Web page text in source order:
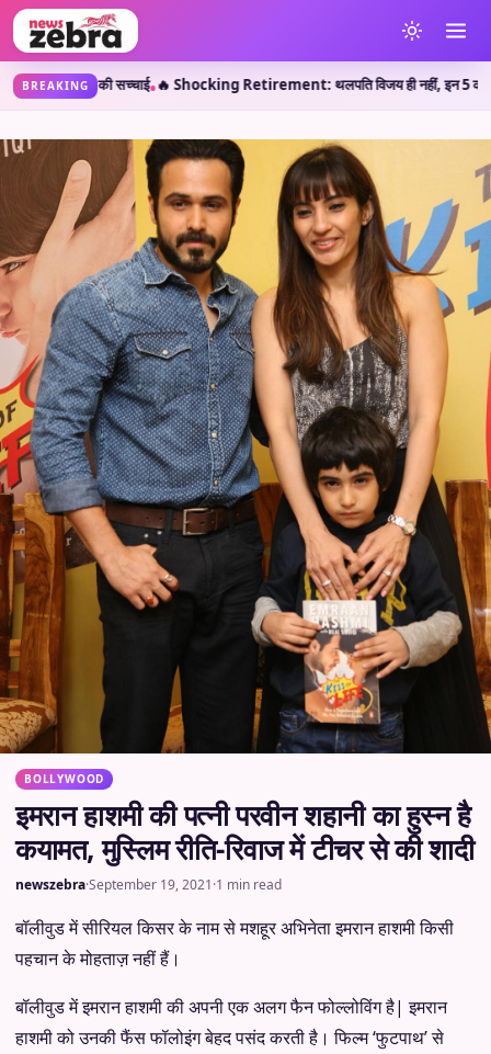
BREAKING
की सच्चाई•🔥 Shocking Retirement: थलपति विजय ही नहीं, इन 5 कलाकारों ने भी
BOLLYWOOD
इमरान हाशमी की पत्नी परवीन शहानी का हुस्न है
कयामत, मुस्लिम रीति-रिवाज में टीचर से की शादी
newszebra·September 19, 2021·1 min read
बॉलीवुड में सीरियल किसर के नाम से मशहूर अभिनेता इमरान हाशमी किसी
पहचान के मोहताज़ नहीं हैं।
बॉलीवुड में इमरान हाशमी की अपनी एक अलग फैन फोल्लोविंग है| इमरान
हाशमी को उनकी फैंस फॉलोइंग बेहद पसंद करती है। फिल्म ‘फुटपाथ’ से